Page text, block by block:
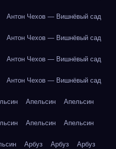
Антон Чехов — Вишнёвый сад
Антон Чехов — Вишнёвый сад
Антон Чехов — Вишнёвый сад
Антон Чехов — Вишнёвый сад
Апельсин Апельсин
Апельсин Апельсин
Арбуз Арбуз Арбуз